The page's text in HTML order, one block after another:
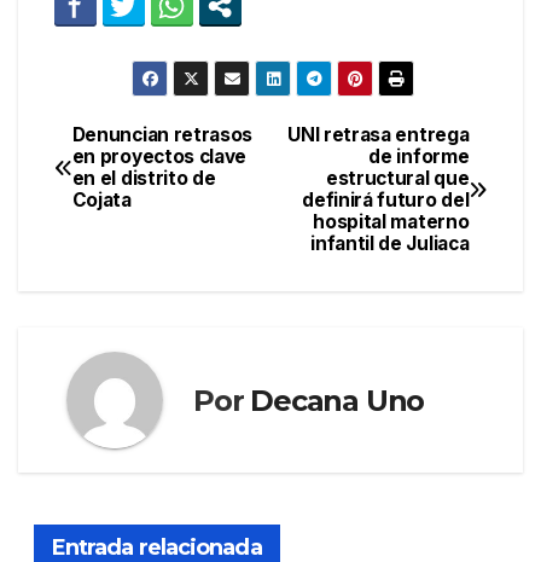
Navegación
de
UNI retrasa entrega
de informe
estructural que
definirá futuro del
hospital materno
infantil de Juliaca
Denuncian retrasos
en proyectos clave
en el distrito de
Cojata
Por Decana Uno
Entrada relacionada